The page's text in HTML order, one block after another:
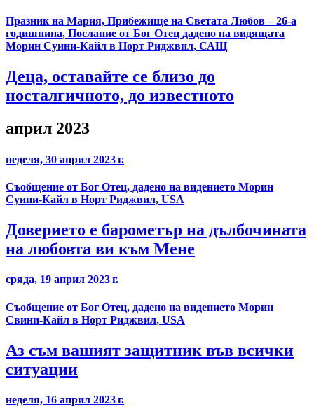
Празник на Мария, Прибежище на Светата Любов – 26-а
годишнина, Послание от Бог Отец дадено на видящата
Морин Суини-Кайл в Норт Риджвил, САЩ
Деца, оставайте се близо до
носталгичното, до известното
април 2023
неделя, 30 април 2023 г.
Съобщение от Бог Отец, дадено на видението Морин
Суини-Кайл в Норт Риджвил, USA
Доверието е барометър на дълбочината
на любовта ви към Мене
сряда, 19 април 2023 г.
Съобщение от Бог Отец, дадено на видението Морин
Свини-Кайл в Норт Риджвил, USA
Аз съм вашият защитник във всички
ситуации
неделя, 16 април 2023 г.